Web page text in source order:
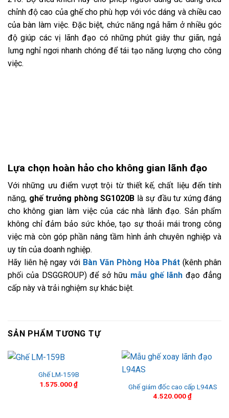
chỉnh độ cao của ghế cho phù hợp với vóc dáng và chiều cao
của bàn làm việc. Đặc biệt, chức năng ngả hãm ở nhiều góc
độ giúp các vị lãnh đạo có những phút giây thư giãn, ngả
lưng nghỉ ngơi nhanh chóng để tái tạo năng lượng cho công
việc.
Lựa chọn hoàn hảo cho không gian lãnh đạo
Với những ưu điểm vượt trội từ thiết kế, chất liệu đến tính
năng, ghế trưởng phòng SG1020B là sự đầu tư xứng đáng
cho không gian làm việc của các nhà lãnh đạo. Sản phẩm
không chỉ đảm bảo sức khỏe, tạo sự thoải mái trong công
việc mà còn góp phần nâng tầm hình ảnh chuyên nghiệp và
uy tín của doanh nghiệp.
Hãy liên hệ ngay với Bàn Văn Phòng Hòa Phát (kênh phân
phối của DSGGROUP) để sở hữu mẫu ghế lãnh đạo đẳng
cấp này và trải nghiệm sự khác biệt.
SẢN PHẨM TƯƠNG TỰ
Ghế LM-159B
1.575.000₫
Ghế giám đốc cao cấp L94AS
4.520.000₫